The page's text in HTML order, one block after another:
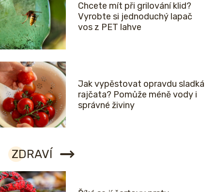
Chcete mít při grilování klid?
Vyrobte si jednoduchý lapač
vos z PET lahve
Jak vypěstovat opravdu sladká
rajčata? Pomůže méně vody i
správné živiny
ZDRAVÍ